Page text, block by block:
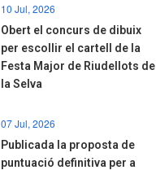
10 Jul, 2026
​Obert el concurs de dibuix
per escollir el cartell de la
Festa Major de Riudellots de
la Selva
07 Jul, 2026
​Publicada la proposta de
puntuació definitiva per a